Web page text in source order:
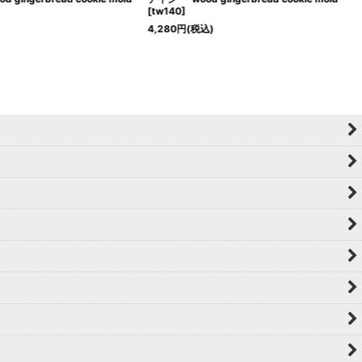
[tw140]
4,280円(税込)